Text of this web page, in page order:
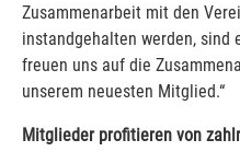
Zusammenarbeit mit den
instandgehalten werden, sind
freuen uns auf die
unserem neuesten Mitglied.“
Mitglieder profitieren von